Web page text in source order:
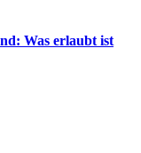
Was erlaubt ist